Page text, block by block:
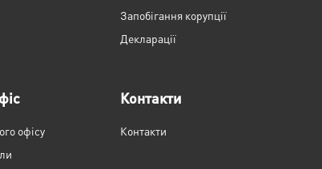
Запобігання корупції
Декларації
офісу
Контакти
Контакти